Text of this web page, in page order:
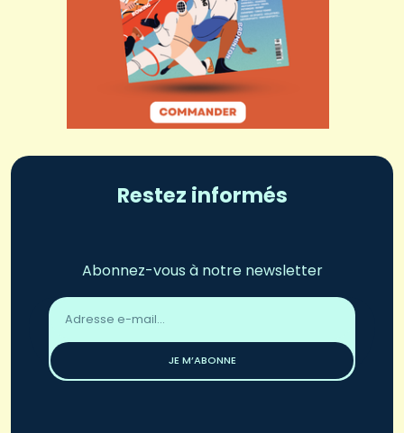
Restez informés
Abonnez-vous à notre newsletter
Adresse
email
JE M’ABONNE